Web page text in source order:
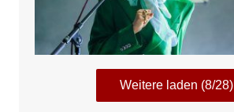
Weitere laden (8/28)